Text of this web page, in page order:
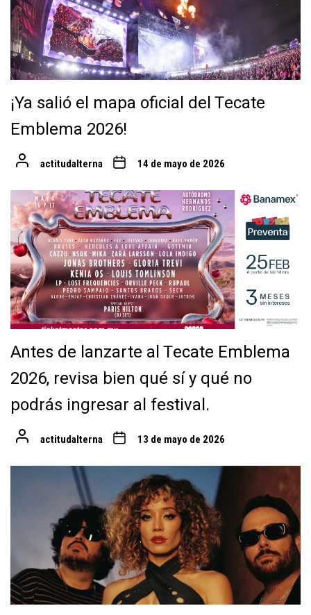
¡Ya salió el mapa oficial del Tecate
Emblema 2026!
actitudalterna 14 de mayo de 2026
Antes de lanzarte al Tecate Emblema
2026, revisa bien qué sí y qué no
podrás ingresar al festival.
actitudalterna 13 de mayo de 2026